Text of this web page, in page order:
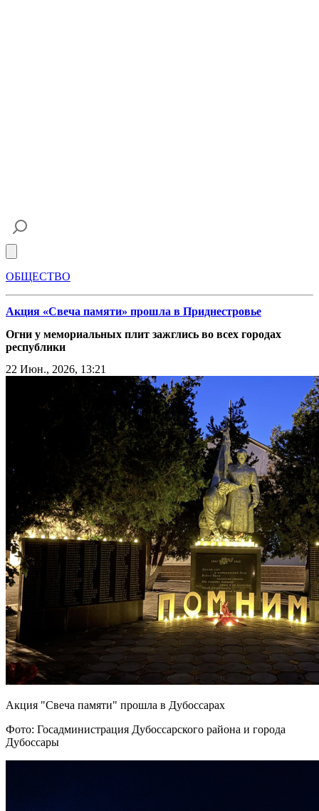
ОБЩЕСТВО
Акция «Свеча памяти» прошла в Приднестровье
Огни у мемориальных плит зажглись во всех городах
республики
22 Июн., 2026, 13:21
Акция "Свеча памяти" прошла в Дубоссарах
Фото: Госадминистрация Дубоссарского района и города
Дубоссары